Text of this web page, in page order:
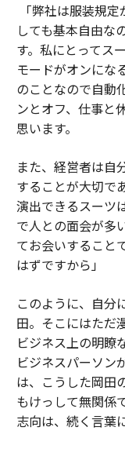
「弊社は服装規
しても基本自由な
す。私にとってス
モードがオンにな
のことなので自動
ンとオフ、仕事と
思います。
また、経営者は自
することが大切で
演出できるスーツ
で人との面会が多
てお会いすること
はずですから」
このように、自分
田。そこにはただ
ビジネス上の明瞭
ビジネスパーソン
は、こうした岡田
もけっして無関係
志向は、続く言葉